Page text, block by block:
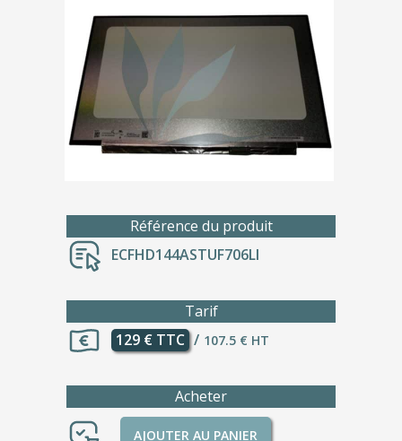
Référence du produit
ECFHD144ASTUF706LI
Tarif
129 € TTC / 107.5 € HT
Acheter
AJOUTER AU PANIER